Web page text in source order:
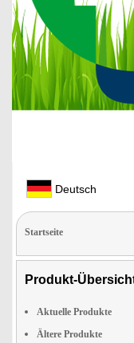
Deutsch
Startseite
Produkt-
Aktuelle Produkte
Ältere Produkte